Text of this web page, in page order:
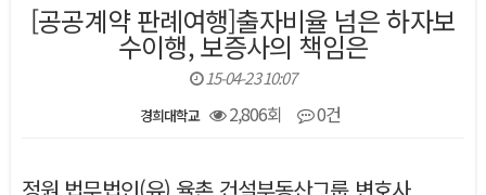
[공공계약 판례여행]출자비율 넘은 하자보
수이행, 보증사의 책임은
15-04-23 10:07
경희대학교 2,806회 0건